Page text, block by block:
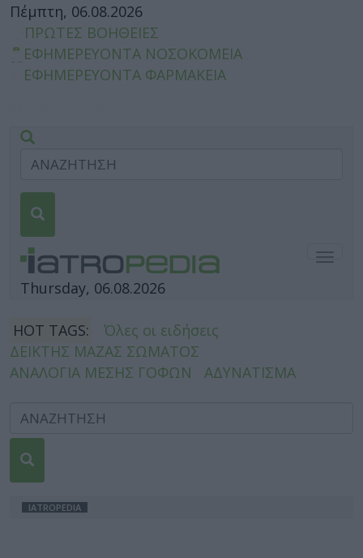
Πέμπτη, 06.08.2026
ΠΡΩΤΕΣ ΒΟΗΘΕΙΕΣ
ΕΦΗΜΕΡΕΥΟΝΤΑ ΝΟΣΟΚΟΜΕΙΑ
ΕΦΗΜΕΡΕΥΟΝΤΑ ΦΑΡΜΑΚΕΙΑ
Thursday, 06.08.2026
HOT TAGS:
Όλες οι ειδήσεις
ΔΕΙΚΤΗΣ ΜΑΖΑΣ ΣΩΜΑΤΟΣ
ΑΝΑΛΟΓΙΑ ΜΕΣΗΣ ΓΟΦΩΝ
ΑΔΥΝΑΤΙΣΜΑ
IATROPEDIA